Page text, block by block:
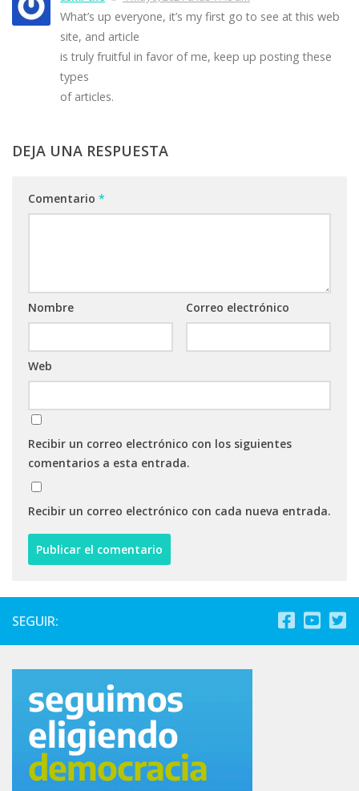
What’s up everyone, it’s my first go to see at this web
site, and article
is truly fruitful in favor of me, keep up posting these
types
of articles.
DEJA UNA RESPUESTA
Comentario *
Nombre Correo electrónico
Web
Recibir un correo electrónico con los siguientes
comentarios a esta entrada.
Recibir un correo electrónico con cada nueva entrada.
SEGUIR: